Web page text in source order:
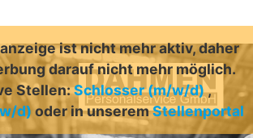
ist nicht mehr aktiv, daher
darauf nicht mehr möglich.
Stellen:Schlosser (m/w/d),
d) oder in unseremStellenportal